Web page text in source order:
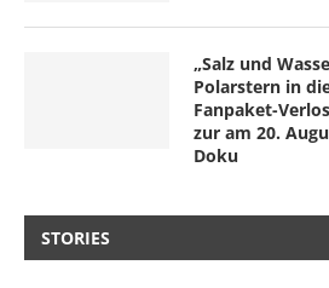
„Salz und
Polarstern in
Fanpaket-
zur am 20.
Doku
STORIES